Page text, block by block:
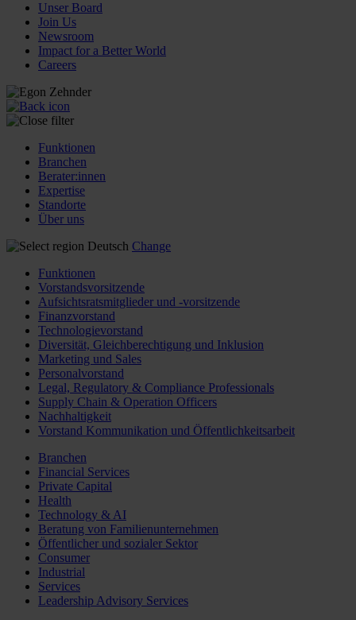
Unser Board
Join Us
Newsroom
Impact for a Better World
Careers
Funktionen
Branchen
Berater:innen
Expertise
Standorte
Über uns
Deutsch Change
Funktionen
Vorstandsvorsitzende
Aufsichtsratsmitglieder und -vorsitzende
Finanzvorstand
Technologievorstand
Diversität, Gleichberechtigung und Inklusion
Marketing und Sales
Personalvorstand
Legal, Regulatory & Compliance Professionals
Supply Chain & Operation Officers
Nachhaltigkeit
Vorstand Kommunikation und Öffentlichkeitsarbeit
Branchen
Financial Services
Private Capital
Health
Technology & AI
Beratung von Familienunternehmen
Öffentlicher und sozialer Sektor
Consumer
Industrial
Services
Leadership Advisory Services